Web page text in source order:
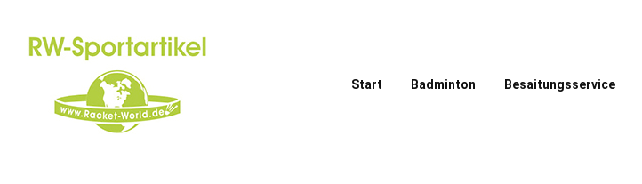
springen
Start Badminton Besaitungsservice